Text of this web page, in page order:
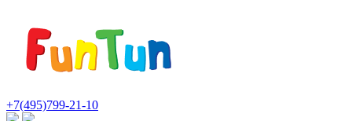
+7(495)799-21-10